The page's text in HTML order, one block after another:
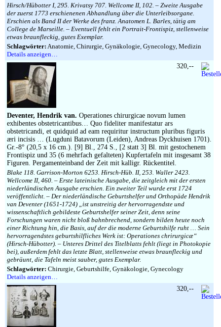
Hirsch/Hübotter I, 295. Krivatsy 707. Wellcome II, 102. – Zweite Ausgabe
der zuerst 1773 erschienenen Abhandlung über die Unterleibsorgane.
Erschien als Band II der Werke des franz. Anatomen L. Barles, tätig am
College de Marseille. – Eventuell fehlt ein Portrait-Frontispiz, stellenweise
etwas braunfleckig, gutes Exemplar.
Schlagwörter: Anatomie, Chirurgie, Gynäkologie, Gynecology, Medizin
Details anzeigen…
Deventer, Hendrik van. Operationes chirurgicae novum lumen
exhibentes obstetricantibus… Quo fideliter manifestatur ars
obstetricandi, et quidquid ad eam requiritur instructum pluribus figuris
æri incisis … (Lugduni Batavorum (Leiden), Andreas Dyckhuisen 1701).
Gr.-8° (20,5 x 16 cm.). [9] Bl., 274 S., [2 statt 3] Bl. mit gestochenem
Frontispiz und 35 (6 mehrfach gefalteten) Kupfertafeln mit insgesamt 38
Figuren. Pergamenteinband der Zeit mit kalligr. Rückentitel.
Blake 118. Garrison-Morton 6253. Hirsch-Hüb. II, 253. Waller 2423.
Wellcome II, 460. – Erste lateinische Ausgabe, die zeitgleich mit der ersten
niederländischen Ausgabe erschien. Ein zweiter Teil wurde erst 1724
veröffentlicht. – Der niederländische Geburtshelfer und Orthopäde Hendrik
van Deventer (1651-1724) „ist unstreitig der hervorragendste und
wissenschaftlich gebildeste Geburtshelfer seiner Zeit, denn seine
Forschungen waren nicht bloß bahnbrechend, sondern bilden heute noch
einer Richtung hin, die Basis, auf der die moderne Geburtshilfe ruht … Sein
hervorragendstes geburtshilfliches Werk ist: Operationes chrirurgicæ“
(Hirsch-Hübotter). – Unteres Drittel des Titelblatts fehlt (liegt in Photokopie
bei), außerdem fehlt das letzte Blatt, stellenweise etwas braunfleckig und
gebräunt, die Tafeln meist sauber, gutes Exemplar.
Schlagwörter: Chirurgie, Geburtshilfe, Gynäkologie, Gynecology
Details anzeigen…
320,--
320,--